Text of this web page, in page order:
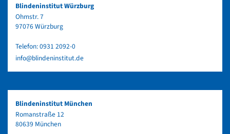
Blindeninstitut Würzburg
Ohmstr. 7
97076 Würzburg
Telefon:0931 2092-0
info@blindeninstitut.de
Blindeninstitut München
Romanstraße 12
80639 München